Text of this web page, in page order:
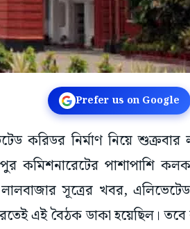
Prefer us on Google
করিডর নির্মাণ নিয়ে শুক্রবার
কমিশনারেটের পাশাপাশি
লালবাজার সূত্রের খবর,
এই বৈঠক ডাকা হয়েছিল।